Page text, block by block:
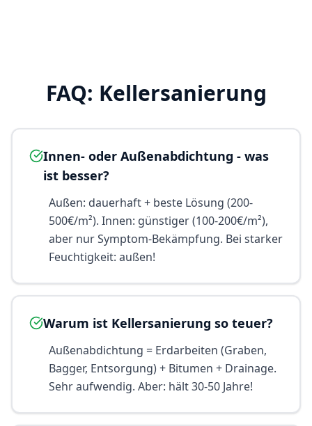
FAQ: Kellersanierung
Innen- oder Außenabdichtung - was
ist besser?
Außen: dauerhaft + beste Lösung (200-
500€/m²). Innen: günstiger (100-200€/m²),
aber nur Symptom-Bekämpfung. Bei starker
Feuchtigkeit: außen!
Warum ist Kellersanierung so teuer?
Außenabdichtung = Erdarbeiten (Graben,
Bagger, Entsorgung) + Bitumen + Drainage.
Sehr aufwendig. Aber: hält 30-50 Jahre!